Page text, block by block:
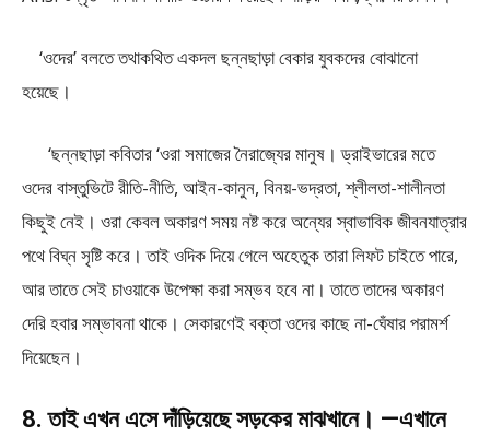
‘ওদের’ বলতে তথাকথিত একদল ছন্নছাড়া বেকার যুবকদের বোঝানো
হয়েছে।
‘ছন্নছাড়া কবিতার ‘ওরা সমাজের নৈরাজ্যের মানুষ। ড্রাইভারের মতে
ওদের বাস্তুভিটে রীতি-নীতি, আইন-কানুন, বিনয়-ভদ্রতা, শ্লীলতা-শালীনতা
কিছুই নেই। ওরা কেবল অকারণ সময় নষ্ট করে অন্যের স্বাভাবিক জীবনযাত্রার
পথে বিঘ্ন সৃষ্টি করে। তাই ওদিক দিয়ে গেলে অহেতুক তারা লিফট চাইতে পারে,
আর তাতে সেই চাওয়াকে উপেক্ষা করা সম্ভব হবে না। তাতে তাদের অকারণ
দেরি হবার সম্ভাবনা থাকে। সেকারণেই বক্তা ওদের কাছে না-ঘেঁষার পরামর্শ
দিয়েছেন।
8. তাই এখন এসে দাঁড়িয়েছে সড়কের মাঝখানে। —এখানে